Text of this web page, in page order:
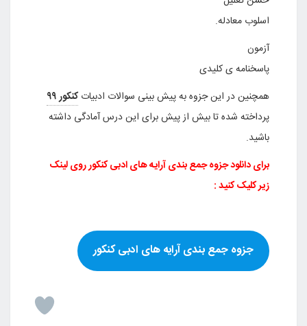
اسلوب معادله.
آزمون
پاسخنامه ی کلیدی
همچنین در این جزوه به پیش بینی سوالات ادبیاتکنکور ۹۹
پرداخته شده تا بیش از پیش برای این درس آمادگی داشته
باشید.
برای دانلود جزوه جمع بندی آرایه های ادبی کنکور روی لینک
زیر کلیک کنید :
جزوه جمع بندی آرایه های ادبی کنکور